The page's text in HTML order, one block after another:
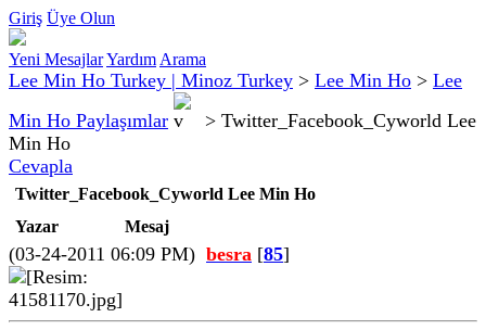
Giriş Üye Olun
Yeni MesajlarYardım Arama
Lee Min Ho Turkey | Minoz Turkey > Lee Min Ho > Lee
Min Ho Paylaşımlar
> Twitter_Facebook_Cyworld Lee
Min Ho
Cevapla
Twitter_Facebook_Cyworld Lee Min Ho
Yazar
Mesaj
(03-24-2011 06:09 PM) besra [85]